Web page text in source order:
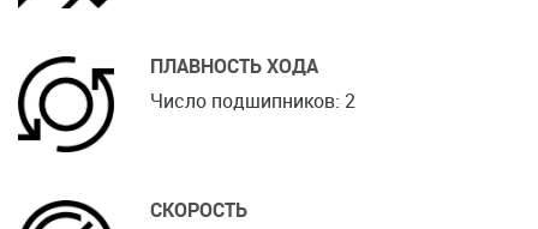
ПЛАВНОСТЬ ХОДА
Число подшипников: 2
СКОРОСТЬ